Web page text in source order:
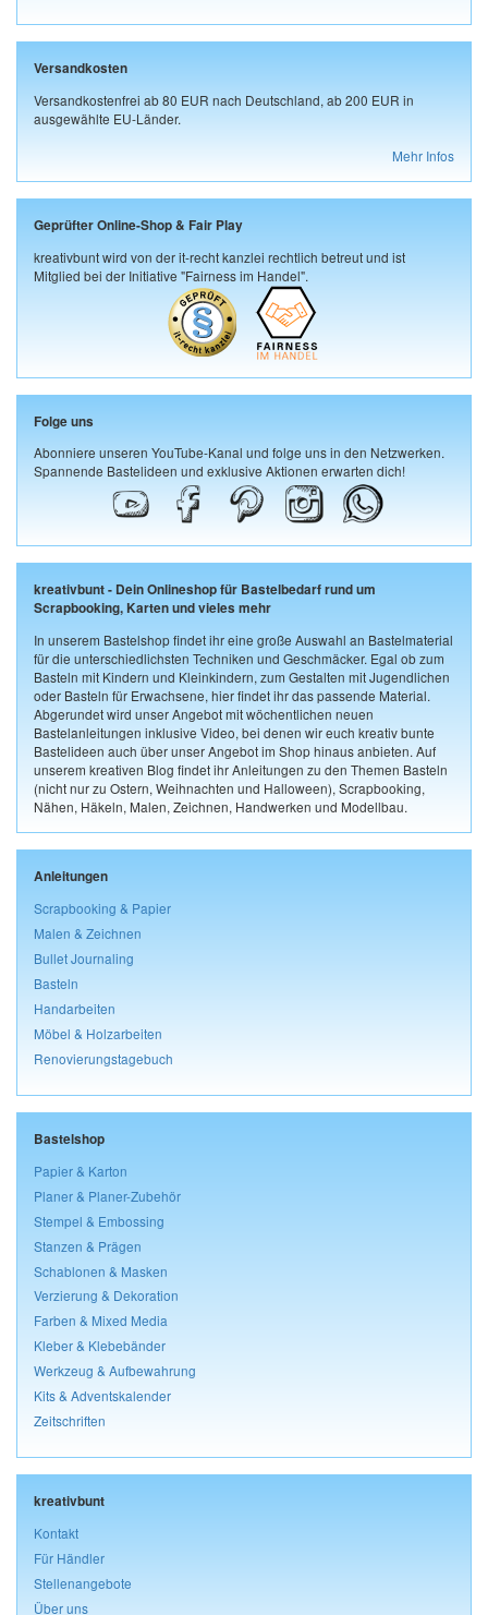
Versandkosten
Versandkostenfrei ab 80 EUR nach Deutschland, ab 200 EUR in
ausgewählte EU-Länder.
Mehr Infos
Geprüfter Online-Shop & Fair Play
kreativbunt wird von der it-recht kanzlei rechtlich betreut und ist
Mitglied bei der Initiative "Fairness im Handel".
Folge uns
Abonniere unseren YouTube-Kanal und folge uns in den Netzwerken.
Spannende Bastelideen und exklusive Aktionen erwarten dich!
kreativbunt - Dein Onlineshop für Bastelbedarf rund um
Scrapbooking, Karten und vieles mehr
In unserem Bastelshop findet ihr eine große Auswahl an Bastelmaterial
für die unterschiedlichsten Techniken und Geschmäcker. Egal ob zum
Basteln mit Kindern und Kleinkindern, zum Gestalten mit Jugendlichen
oder Basteln für Erwachsene, hier findet ihr das passende Material.
Abgerundet wird unser Angebot mit wöchentlichen neuen
Bastelanleitungen inklusive Video, bei denen wir euch kreativ bunte
Bastelideen auch über unser Angebot im Shop hinaus anbieten. Auf
unserem kreativen Blog findet ihr Anleitungen zu den Themen Basteln
(nicht nur zu Ostern, Weihnachten und Halloween), Scrapbooking,
Nähen, Häkeln, Malen, Zeichnen, Handwerken und Modellbau.
Anleitungen
Scrapbooking & Papier
Malen & Zeichnen
Bullet Journaling
Basteln
Handarbeiten
Möbel & Holzarbeiten
Renovierungstagebuch
Bastelshop
Papier & Karton
Planer & Planer-Zubehör
Stempel & Embossing
Stanzen & Prägen
Schablonen & Masken
Verzierung & Dekoration
Farben & Mixed Media
Kleber & Klebebänder
Werkzeug & Aufbewahrung
Kits & Adventskalender
Zeitschriften
kreativbunt
Kontakt
Für Händler
Stellenangebote
Über uns